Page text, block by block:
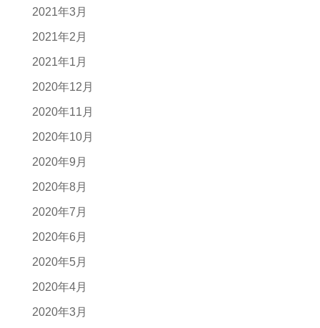
2021年3月
2021年2月
2021年1月
2020年12月
2020年11月
2020年10月
2020年9月
2020年8月
2020年7月
2020年6月
2020年5月
2020年4月
2020年3月